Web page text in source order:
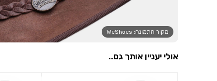
מקור התמונה: WeShoes
אולי יעניין אותך גם..